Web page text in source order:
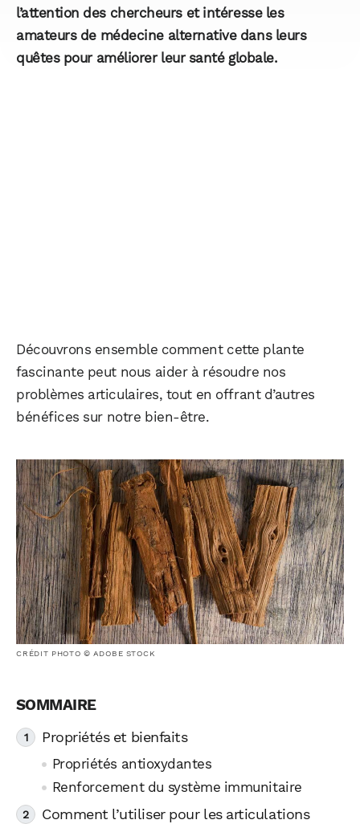
l’attention des chercheurs et intéresse les
amateurs de médecine alternative dans leurs
quêtes pour améliorer leur santé globale.
Découvrons ensemble comment cette plante
fascinante peut nous aider à résoudre nos
problèmes articulaires, tout en offrant d’autres
bénéfices sur notre bien-être.
CRÉDIT PHOTO © ADOBE STOCK
Propriétés et bienfaits
Propriétés antioxydantes
Renforcement du système immunitaire
Comment l’utiliser pour les articulations